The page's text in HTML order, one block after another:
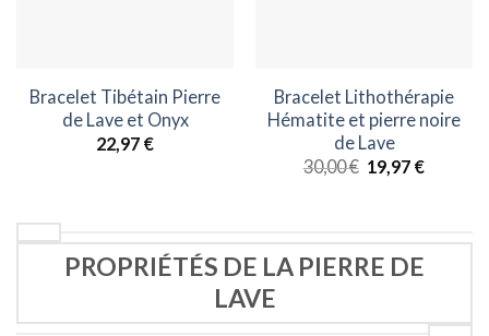
Bracelet Tibétain Pierre
de Lave et Onyx
22,97 €
Bracelet Lithothérapie
Hématite et pierre noire
de Lave
30,00€ Le
prix
19,97 €Le
PROPRIÉTÉS DE LA PIERRE DE
LAVE